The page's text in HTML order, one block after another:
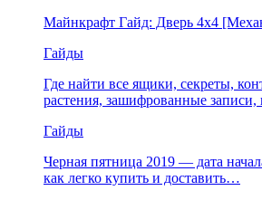
Майнкрафт Гайд: Дверь 4х4
Гайды
Где найти все ящики, секреты,
растения, зашифрованные
Гайды
Черная пятница 2019 — дата
как легко купить и доставить…